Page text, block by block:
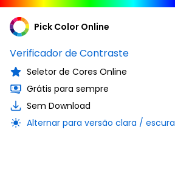
Pick Color Online
Verificador de Contraste
Seletor de Cores Online
Grátis para sempre
Sem Download
Alternar para versão clara / escura